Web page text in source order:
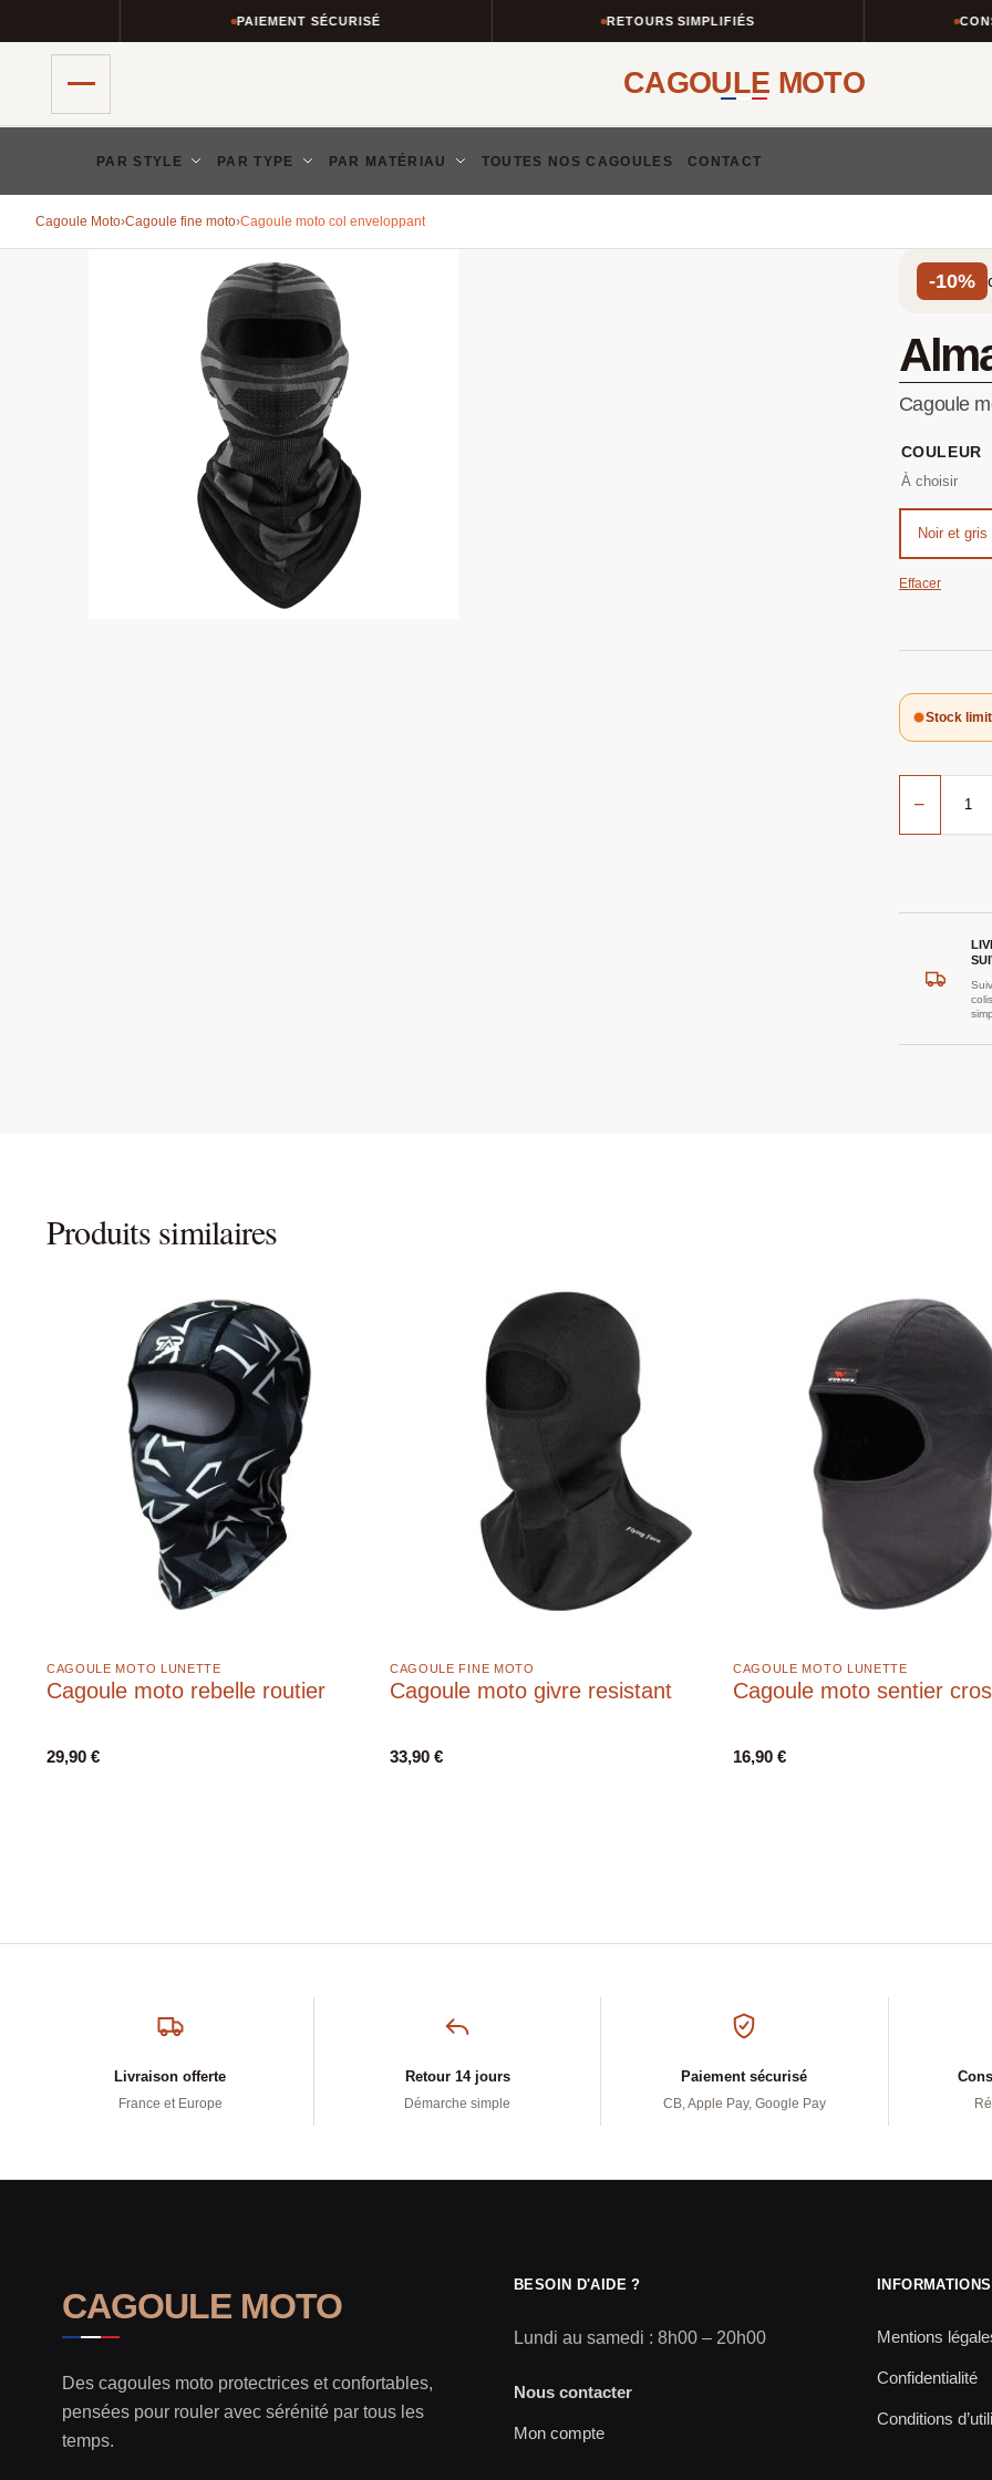
PAIEMENT SÉCURISÉ RETOURS SIMPLIFIÉS
CAGOULE MOTO
PAR STYLE PAR TYPE PAR MATÉRIAU TOUTES NOS CAGOULES CONTACT
Cagoule Moto›Cagoule fine moto›Cagoule moto col enveloppant
-10%
Cagoule
COULEUR
Noir et gris
Effacer
Stock
−
colis
Produits similaires
CAGOULE MOTO LUNETTE
Cagoule moto rebelle routier
29,90 €
CAGOULE FINE MOTO
Cagoule moto givre resistant
33,90 €
CAGOULE MOTO LUNETTE
Cagoule moto sentier
16,90 €
Livraison offerte
France et Europe
Retour 14 jours
Démarche simple
Paiement sécurisé
CB, Apple Pay, Google Pay
CAGOULE MOTO
Des cagoules moto protectrices et confortables,
pensées pour rouler avec sérénité par tous les
temps.
BESOIN D'AIDE ?
Lundi au samedi : 8h00 – 20h00
Nous contacter
Mon compte
Mentions
Confidentialité
Conditions